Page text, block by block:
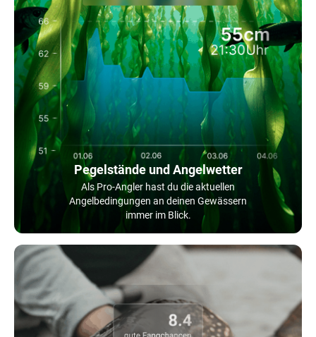
Pegelstände und Angelwetter
Als Pro-Angler hast du die aktuellen
Angelbedingungen an deinen Gewässern
immer im Blick.